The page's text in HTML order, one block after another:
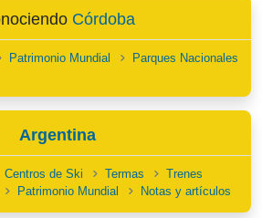
Córdoba
Patrimonio Mundial
Parques Nacionales
Argentina
Centros de Ski Termas
Trenes
Patrimonio Mundial Notas y artículos